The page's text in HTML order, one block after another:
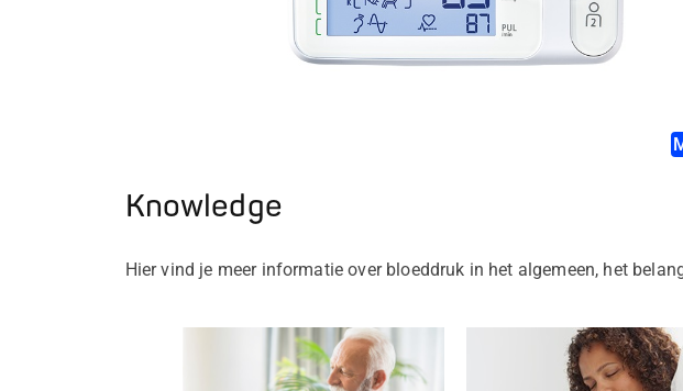
Knowledge
Hier vind je meer informatie over bloeddruk in het algemeen, het